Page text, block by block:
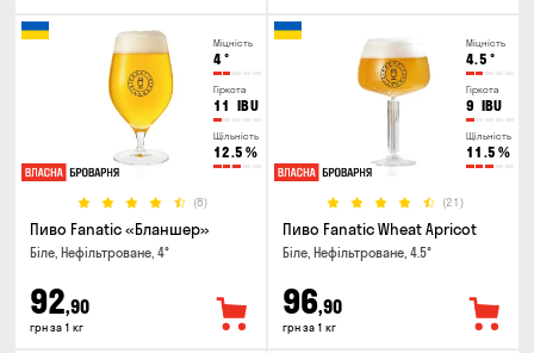
Міцність
4°
Гіркота
11 IBU
Щільність
12.5 %
(8)
Пиво Fanatic «Бланшер»
Біле, Нефільтроване, 4°
92,90
грн за 1 кг
Міцність
4.5 °
Гіркота
9 IBU
Щільність
11.5 %
(21)
Пиво Fanatic Wheat Apricot
Біле, Нефільтроване, 4.5°
96,90
грн за 1 кг